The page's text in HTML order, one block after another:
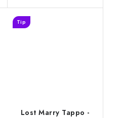
Lost Marry Tappo -
Tip